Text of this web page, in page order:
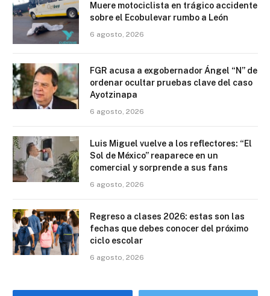
Muere motociclista en trágico accidente
sobre el Ecobulevar rumbo a León
6 agosto, 2026
FGR acusa a exgobernador Ángel “N” de
ordenar ocultar pruebas clave del caso
Ayotzinapa
6 agosto, 2026
Luis Miguel vuelve a los reflectores: “El
Sol de México” reaparece en un
comercial y sorprende a sus fans
6 agosto, 2026
Regreso a clases 2026: estas son las
fechas que debes conocer del próximo
ciclo escolar
6 agosto, 2026